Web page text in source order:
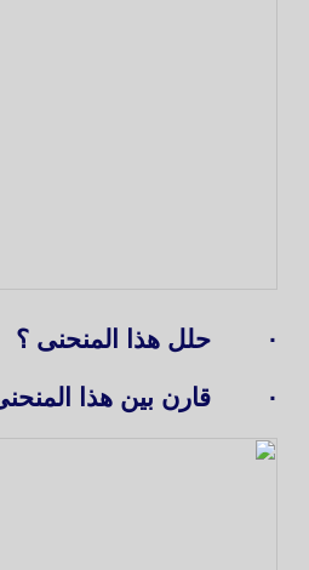
· حلل هذا المنحنى ؟
· قارن بين هذا